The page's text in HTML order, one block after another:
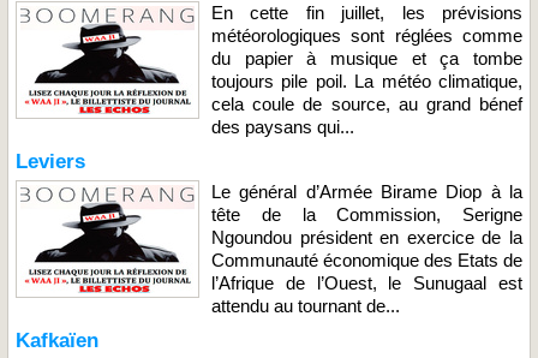
En cette fin juillet, les prévisions
météorologiques sont réglées comme
du papier à musique et ça tombe
toujours pile poil. La météo climatique,
cela coule de source, au grand bénef
des paysans qui...
Leviers
Le général d’Armée Birame Diop à la
tête de la Commission, Serigne
Ngoundou président en exercice de la
Communauté économique des Etats de
l’Afrique de l’Ouest, le Sunugaal est
attendu au tournant de...
Kafkaïen